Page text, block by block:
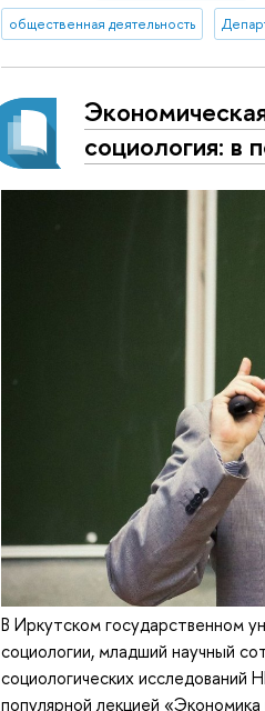
общественная деятельность
социология: в
В Иркутском государственном
социологии, младший научный
социологических
популярной лекцией